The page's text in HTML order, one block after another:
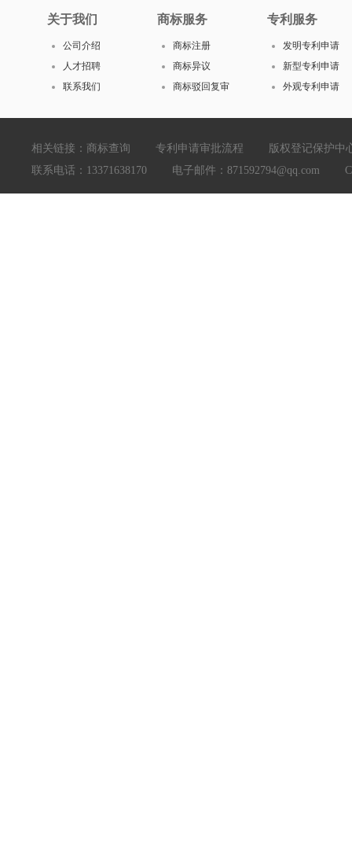
关于我们
公司介绍
人才招聘
联系我们
商标服务
商标注册
商标异议
商标驳回复审
专利服务
发明专利申请
新型专利申请
外观专利申请
相关链接： 商标查询 专利申请审批流程
版权登记保护中
联系电话：13371638170 电子邮件：871592794@qq.com